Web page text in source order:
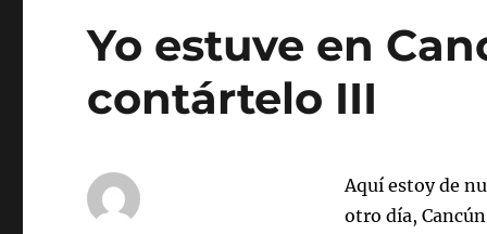
Yo estuve en
contártelo III
Aquí estoy de
otro día,